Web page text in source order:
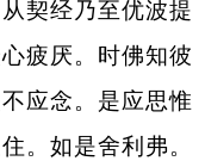
契经乃至优波提
疲厌。时佛知彼
应念。是应思惟
。如是舍利弗。